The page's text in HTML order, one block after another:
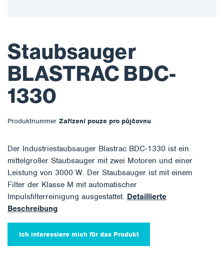
Staubsauger
BLASTRAC BDC-
1330
Produktnummer Zařízení pouze pro půjčovnu
Der Industriestaubsauger Blastrac BDC-1330 ist ein
mittelgroßer Staubsauger mit zwei Motoren und einer
Leistung von 3000 W. Der Staubsauger ist mit einem
Filter der Klasse M mit automatischer
Impulsfilterreinigung ausgestattet. Detaillierte
Beschreibung
Ich interessiere mich für das Produkt